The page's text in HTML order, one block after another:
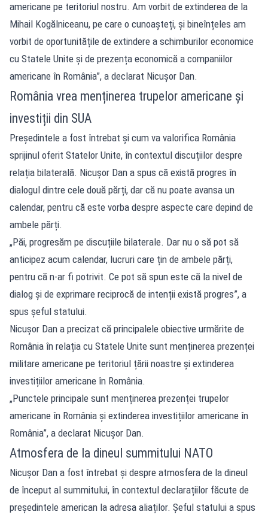
americane pe teritoriul nostru. Am vorbit de extinderea de la
Mihail Kogălniceanu, pe care o cunoașteți, și bineînțeles am
vorbit de oportunitățile de extindere a schimburilor economice
cu Statele Unite și de prezența economică a companiilor
americane în România”, a declarat Nicușor Dan.
România vrea menținerea trupelor americane și
investiții din SUA
Președintele a fost întrebat și cum va valorifica România
sprijinul oferit Statelor Unite, în contextul discuțiilor despre
relația bilaterală. Nicușor Dan a spus că există progres în
dialogul dintre cele două părți, dar că nu poate avansa un
calendar, pentru că este vorba despre aspecte care depind de
ambele părți.
„Păi, progresăm pe discuțiile bilaterale. Dar nu o să pot să
anticipez acum calendar, lucruri care țin de ambele părți,
pentru că n-ar fi potrivit. Ce pot să spun este că la nivel de
dialog și de exprimare reciprocă de intenții există progres”, a
spus șeful statului.
Nicușor Dan a precizat că principalele obiective urmărite de
România în relația cu Statele Unite sunt menținerea prezenței
militare americane pe teritoriul țării noastre și extinderea
investițiilor americane în România.
„Punctele principale sunt menținerea prezenței trupelor
americane în România și extinderea investițiilor americane în
România”, a declarat Nicușor Dan.
Atmosfera de la dineul summitului NATO
Nicușor Dan a fost întrebat și despre atmosfera de la dineul
de început al summitului, în contextul declarațiilor făcute de
președintele american la adresa aliaților. Șeful statului a spus